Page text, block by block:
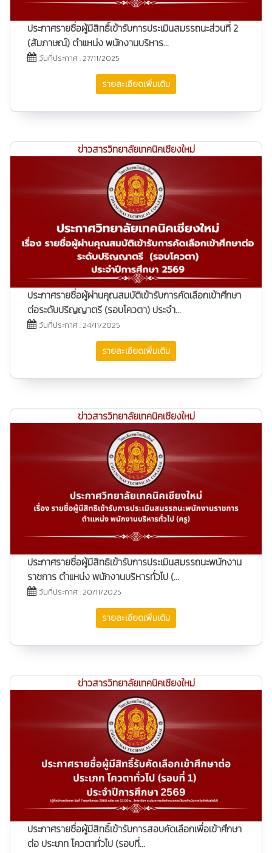
ประกาศรายชื่อผู้มีสิทธิ์เข้ารับการประเมินสมรรถนะส่วนที่ 2
(สัมภาษณ์) ตำแหน่ง พนักงานบริหาร...
วันที่ประกาศ : 27/11/2025
รายละเอียดเพิ่มเติม
ข่าวสารวิทยาลัยเทคนิคเชียงใหม่
ประกาศรายชื่อผู้ผ่านคุณสมบัติเข้ารับการคัดเลือกเข้าศึกษา
ต่อระดับปริญญาตรี (รอบโควตา) ประจำ...
วันที่ประกาศ : 24/11/2025
รายละเอียดเพิ่มเติม
ข่าวสารวิทยาลัยเทคนิคเชียงใหม่
ประกาศรายชื่อผู้มีสิทธิเข้ารับการประเมินสมรรถนะพนักงาน
ราชการ ตำแหน่ง พนักงานบริหารทั่วไป (...
วันที่ประกาศ : 20/11/2025
รายละเอียดเพิ่มเติม
ข่าวสารวิทยาลัยเทคนิคเชียงใหม่
ประกาศรายชื่อผู้มีสิทธิ์เข้ารับการสอบคัดเลือกเพื่อเข้าศึกษา
ต่อ ประเภท โควตาทั่วไป (รอบที่...